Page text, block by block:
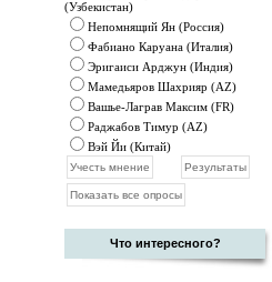
(Узбекистан)
Непомнящий Ян (Россия)
Фабиано Каруана (Италия)
Эригаиси Арджун (Индия)
Мамедьяров Шахрияр (AZ)
Вашье-Лаграв Максим (FR)
Раджабов Тимур (AZ)
Вэй Йи (Китай)
Что интересного?